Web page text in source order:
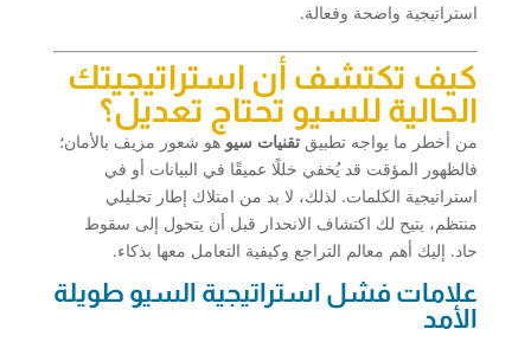
استراتيجية واضحة وفعالة.
كيف تكتشف أن استراتيجيتك
الحالية للسيو تحتاج تعديل؟
من أخطر ما يواجه تطبيق تقنيات سيوهو شعور مزيف بالأمان؛
فالظهور المؤقت قد يُخفي خللًا عميقًا في البيانات أو في
استراتيجية الكلمات. لذلك، لا بد من امتلاك إطار تحليلي
منتظم، يتيح لك اكتشاف الانحدار قبل أن يتحول إلى سقوط
حاد. إليك أهم معالم التراجع وكيفية التعامل معها بذكاء.
علامات فشل استراتيجية السيو طويلة
الأمد